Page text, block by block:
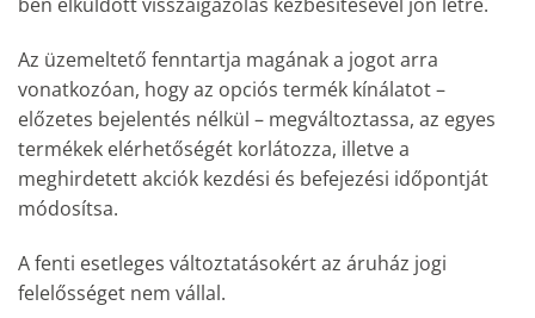
Az üzemeltető fenntartja magának a jogot arra
vonatkozóan, hogy az opciós termék kínálatot –
előzetes bejelentés nélkül – megváltoztassa, az egyes
termékek elérhetőségét korlátozza, illetve a
meghirdetett akciók kezdési és befejezési időpontját
módosítsa.
A fenti esetleges változtatásokért az áruház jogi
felelősséget nem vállal.